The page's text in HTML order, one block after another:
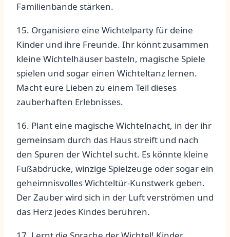
Familienbande ‌stärken.
15. ⁢Organisiere​ eine ⁤Wichtelparty ⁣für deine
Kinder und ihre Freunde. Ihr könnt ​zusammen
kleine⁤ Wichtelhäuser basteln, magische Spiele
⁤spielen und sogar einen ‌Wichteltanz lernen.
‌Macht eure Lieben zu einem Teil dieses
zauberhaften Erlebnisses.
16. Plant eine magische ⁣Wichtelnacht, in‍ der ‍ihr
gemeinsam durch⁣ das Haus‌ streift und ‌nach
den Spuren der Wichtel‍ sucht. Es⁣ könnte ‌kleine
Fußabdrücke, winzige Spielzeuge ⁣oder sogar ein
geheimnisvolles Wichteltür-Kunstwerk ⁣geben.
Der Zauber wird sich⁤ in der⁢ Luft verströmen und
das Herz ⁢jedes Kindes berühren.